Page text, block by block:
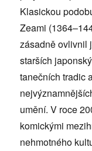
Klasickou
Zeami
zásadně ovlivnil
starších
tanečních tradic
umění. V roce
komickými
nehmotného